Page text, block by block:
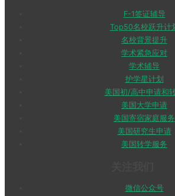
F-1签证辅导
Top50名校跃升计
名校背景提升
学术紧急应对
学术辅导
护学星计划
美国初/高中申请和
美国大学申请
美国寄宿家庭服务
美国研究生申请
美国转学服务
微信公众号